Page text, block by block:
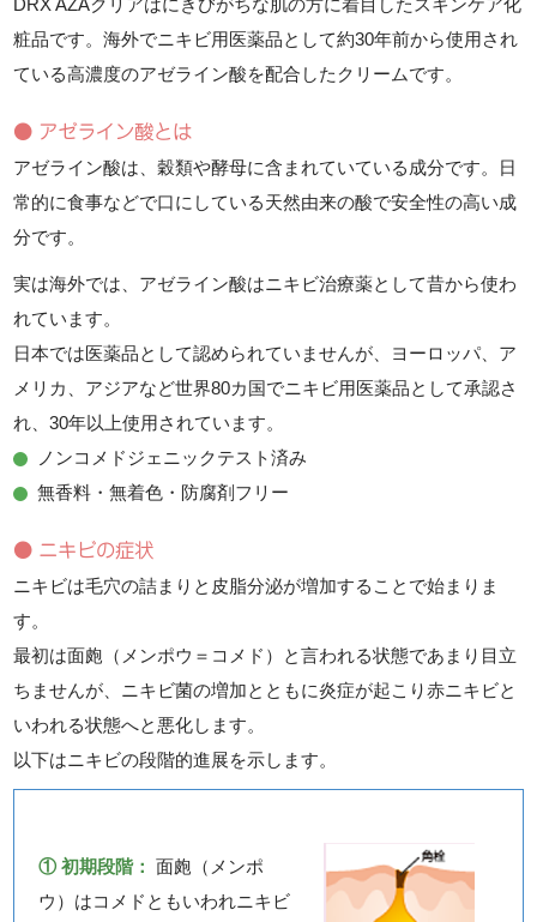
DRX AZAクリアはにきびがちな肌の方に着目したスキンケア化
粧品です。海外でニキビ用医薬品として約30年前から使用され
ている高濃度のアゼライン酸を配合したクリームです。
● アゼライン酸とは
アゼライン酸は、穀類や酵母に含まれていている成分です。日
常的に食事などで口にしている天然由来の酸で安全性の高い成
分です。
実は海外では、アゼライン酸はニキビ治療薬として昔から使わ
れています。
日本では医薬品として認められていませんが、ヨーロッパ、ア
メリカ、アジアなど世界80カ国でニキビ用医薬品として承認さ
れ、30年以上使用されています。
ノンコメドジェニックテスト済み
無香料・無着色・防腐剤フリー
● ニキビの症状
ニキビは毛穴の詰まりと皮脂分泌が増加することで始まりま
す。
最初は面皰（メンポウ＝コメド）と言われる状態であまり目立
ちませんが、ニキビ菌の増加とともに炎症が起こり赤ニキビと
いわれる状態へと悪化します。
以下はニキビの段階的進展を示します。
① 初期段階： 面皰（メンポ
ウ）はコメドともいわれニキビ